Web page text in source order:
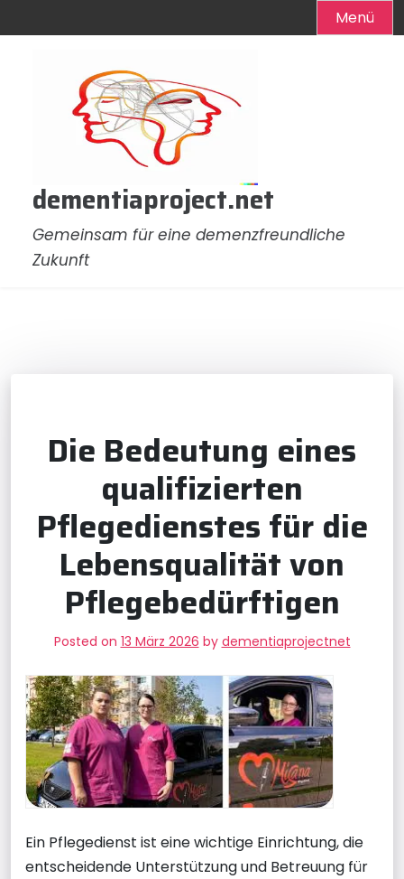
Menü
dementiaproject.net
Gemeinsam für eine demenzfreundliche
Zukunft
Die Bedeutung eines
qualifizierten
Pflegedienstes für die
Lebensqualität von
Pflegebedürftigen
Posted on 13 März 2026 by dementiaprojectnet
Ein Pflegedienst ist eine wichtige Einrichtung, die
entscheidende Unterstützung und Betreuung für